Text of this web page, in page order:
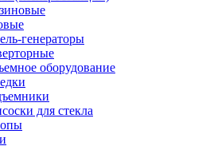
генераторы
оборудование
для стекла